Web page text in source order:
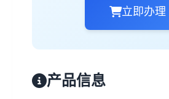
立即办理
产品信息